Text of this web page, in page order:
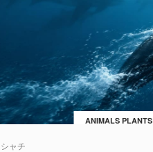
ANIMALS PLANTS
シャチ